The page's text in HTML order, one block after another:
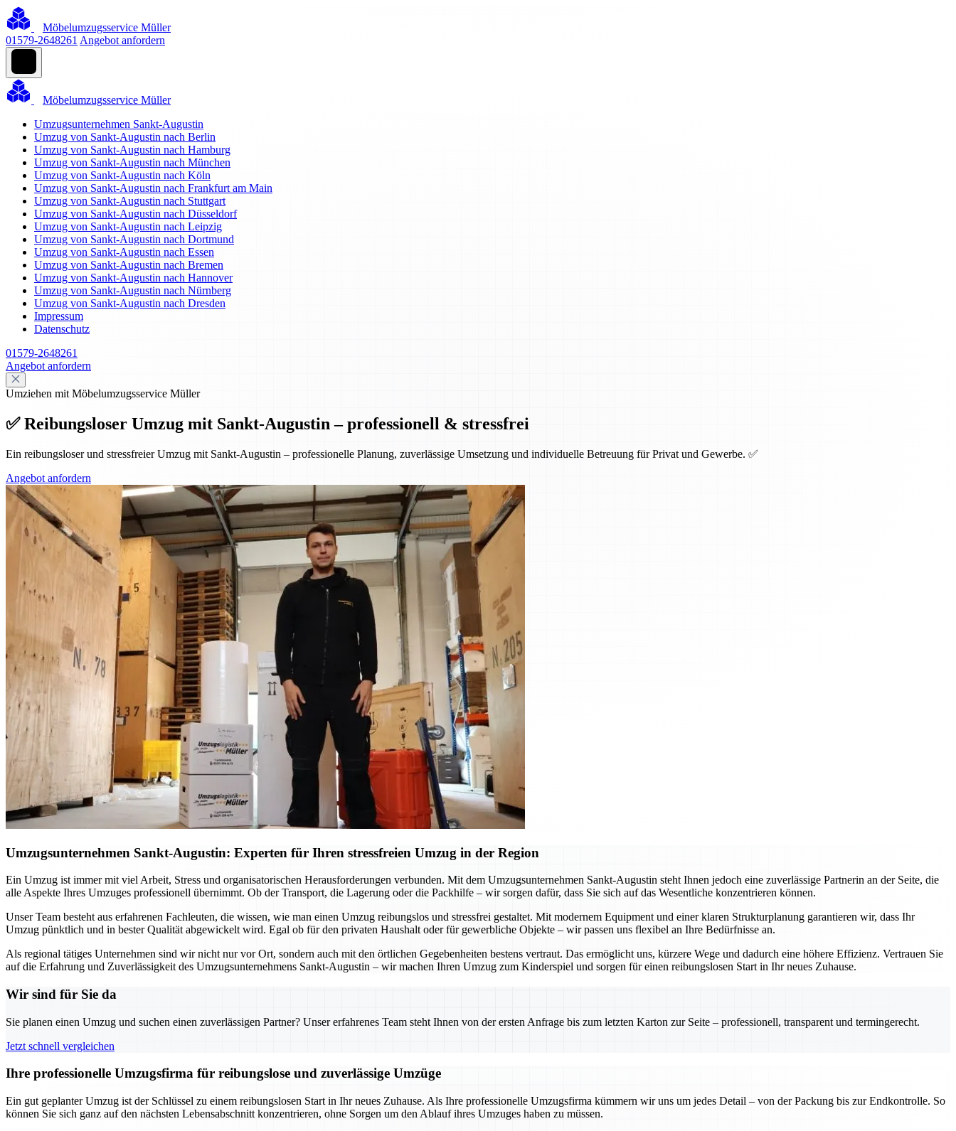
Möbelumzugsservice Müller
01579-2648261 Angebot anfordern
Möbelumzugsservice Müller
Umzugsunternehmen Sankt-Augustin
Umzug von Sankt-Augustin nach Berlin
Umzug von Sankt-Augustin nach Hamburg
Umzug von Sankt-Augustin nach München
Umzug von Sankt-Augustin nach Köln
Umzug von Sankt-Augustin nach Frankfurt am Main
Umzug von Sankt-Augustin nach Stuttgart
Umzug von Sankt-Augustin nach Düsseldorf
Umzug von Sankt-Augustin nach Leipzig
Umzug von Sankt-Augustin nach Dortmund
Umzug von Sankt-Augustin nach Essen
Umzug von Sankt-Augustin nach Bremen
Umzug von Sankt-Augustin nach Hannover
Umzug von Sankt-Augustin nach Nürnberg
Umzug von Sankt-Augustin nach Dresden
Impressum
Datenschutz
01579-2648261
Angebot anfordern
Umziehen mit Möbelumzugsservice Müller
✅ Reibungsloser Umzug mit Sankt-Augustin – professionell & stressfrei
Ein reibungsloser und stressfreier Umzug mit Sankt-Augustin – professionelle Planung, zuverlässige Umsetzung und individuelle Betreuung für Privat und Gewerbe. ✅
Angebot anfordern
Umzugsunternehmen Sankt-Augustin: Experten für Ihren stressfreien Umzug in der Region
Ein Umzug ist immer mit viel Arbeit, Stress und organisatorischen Herausforderungen verbunden. Mit dem Umzugsunternehmen Sankt-Augustin steht Ihnen jedoch eine zuverlässige Partnerin an der Seite, die
alle Aspekte Ihres Umzuges professionell übernimmt. Ob der Transport, die Lagerung oder die Packhilfe – wir sorgen dafür, dass Sie sich auf das Wesentliche konzentrieren können.
Unser Team besteht aus erfahrenen Fachleuten, die wissen, wie man einen Umzug reibungslos und stressfrei gestaltet. Mit modernem Equipment und einer klaren Strukturplanung garantieren wir, dass Ihr
Umzug pünktlich und in bester Qualität abgewickelt wird. Egal ob für den privaten Haushalt oder für gewerbliche Objekte – wir passen uns flexibel an Ihre Bedürfnisse an.
Als regional tätiges Unternehmen sind wir nicht nur vor Ort, sondern auch mit den örtlichen Gegebenheiten bestens vertraut. Das ermöglicht uns, kürzere Wege und dadurch eine höhere Effizienz. Vertrauen Sie
auf die Erfahrung und Zuverlässigkeit des Umzugsunternehmens Sankt-Augustin – wir machen Ihren Umzug zum Kinderspiel und sorgen für einen reibungslosen Start in Ihr neues Zuhause.
Wir sind für Sie da
Sie planen einen Umzug und suchen einen zuverlässigen Partner? Unser erfahrenes Team steht Ihnen von der ersten Anfrage bis zum letzten Karton zur Seite – professionell, transparent und termingerecht.
Jetzt schnell vergleichen
Ihre professionelle Umzugsfirma für reibungslose und zuverlässige Umzüge
Ein gut geplanter Umzug ist der Schlüssel zu einem reibungslosen Start in Ihr neues Zuhause. Als Ihre professionelle Umzugsfirma kümmern wir uns um jedes Detail – von der Packung bis zur Endkontrolle. So
können Sie sich ganz auf den nächsten Lebensabschnitt konzentrieren, ohne Sorgen um den Ablauf ihres Umzuges haben zu müssen.